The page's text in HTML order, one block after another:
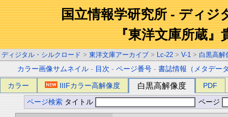
国立情報学研究所 - ディジ
『東洋文庫所蔵』
ディジタル・シルクロード > 東洋文庫アーカイブ > Lc-22 > V-1 > 白黒高解
カラー画像サムネイル - 目次 -ページ番号 -書誌情報（メタデー
カラー IIIFカラー高解像度 白黒高解像度 PDF
ページ検索 タイトル ページ